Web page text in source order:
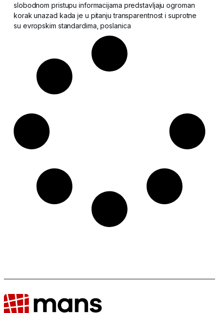
slobodnom pristupu informacijama predstavljaju ogroman
korak unazad kada je u pitanju transparentnost i suprotne
su evropskim standardima, poslanica